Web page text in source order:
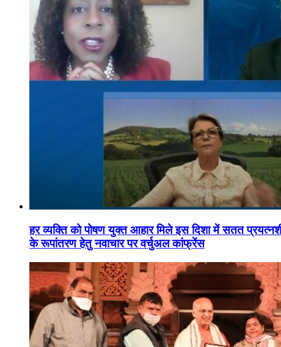
हर व्यक्ति को पोषण युक्त आहार मिले इस दिशा में सतत
के रूपांतरण हेतु नवाचार पर वर्चुअल कांफ्रेंस